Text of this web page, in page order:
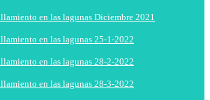
en las lagunas Diciembre 2021
en las lagunas 25-1-2022
en las lagunas 28-2-2022
en las lagunas 28-3-2022